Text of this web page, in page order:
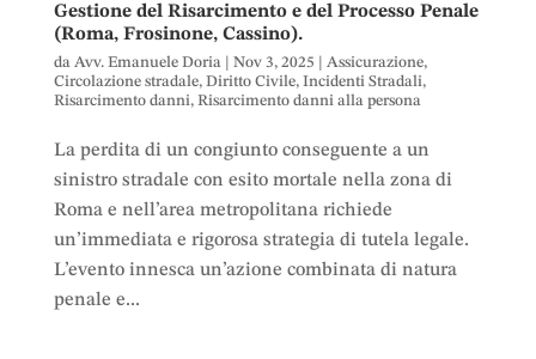
Gestione del Risarcimento e del Processo Penale
(Roma, Frosinone, Cassino).
da Avv. Emanuele Doria| Nov 3, 2025 Assicurazione,
Circolazione stradale, Diritto Civile, Incidenti Stradali,
Risarcimento danni, Risarcimento danni alla persona
La perdita di un congiunto conseguente a un
sinistro stradale con esito mortale nella zona di
Roma e nell’area metropolitana richiede
un’immediata e rigorosa strategia di tutela legale.
L’evento innesca un’azione combinata di natura
penale e...